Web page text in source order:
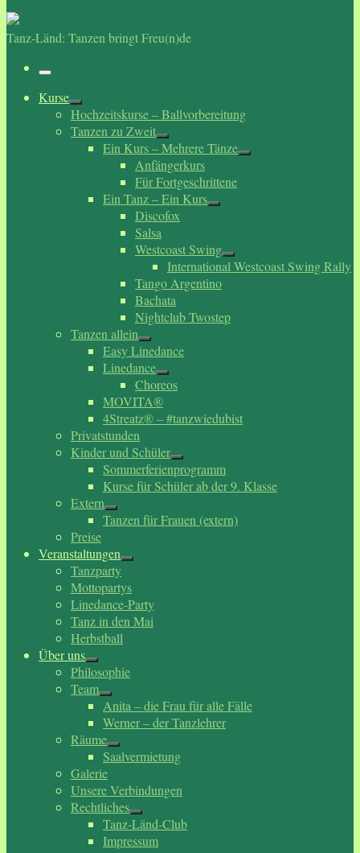
Tanz-Länd: Tanzen bringt Freu(n)de
Menü
Kurse
Hochzeitskurse – Ballvorbereitung
Tanzen zu Zweit
Ein Kurs – Mehrere Tänze
Anfängerkurs
Für Fortgeschrittene
Ein Tanz – Ein Kurs
Discofox
Salsa
Westcoast Swing
International Westcoast Swing Rally
Tango Argentino
Bachata
Nightclub Twostep
Tanzen allein
Easy Linedance
Linedance
Choreos
MOVITA®
4Streatz® – #tanzwiedubist
Privatstunden
Kinder und Schüler
Sommerferienprogramm
Kurse für Schüler ab der 9. Klasse
Extern
Tanzen für Frauen (extern)
Preise
Veranstaltungen
Tanzparty
Mottopartys
Linedance-Party
Tanz in den Mai
Herbstball
Über uns
Philosophie
Team
Anita – die Frau für alle Fälle
Werner – der Tanzlehrer
Räume
Saalvermietung
Galerie
Unsere Verbindungen
Rechtliches
Tanz-Länd-Club
Impressum